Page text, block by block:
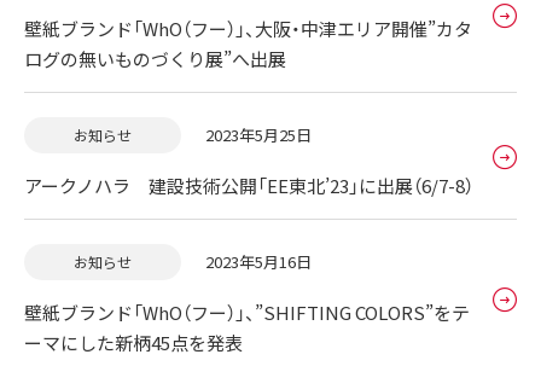
壁紙ブランド「WhO（フー）」、大阪・中津エリア開催”カタ
ログの無いものづくり展”へ出展
お知らせ 2023年5月25日
アークノハラ 建設技術公開「EE東北’23」に出展（6/7-8）
お知らせ 2023年5月16日
壁紙ブランド「WhO（フー）」、”SHIFTING COLORS”をテ
ーマにした新柄45点を発表